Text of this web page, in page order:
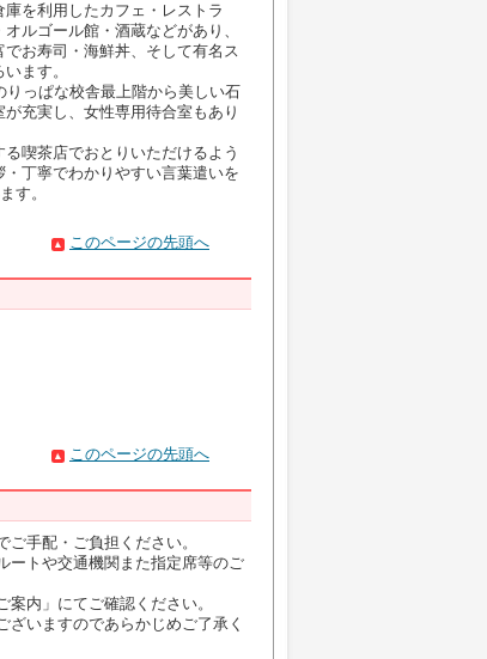
を利用したカフェ・レストラ
ルゴール館・酒蔵などがあり、
お寿司・海鮮丼、そして有名ス
ます。
っぱな校舎最上階から美しい石
充実し、女性専用待合室もあり
喫茶店でおとりいただけるよう
丁寧でわかりやすい言葉遣いを
す。
このページの先頭へ
このページの先頭へ
手配・ご負担ください。
ートや交通機関また指定席等のご
内」にてご確認ください。
ざいますのであらかじめご了承く